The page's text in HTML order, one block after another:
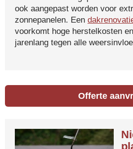
ook aangepast worden voor
zonnepanelen. Een
voorkomt hoge herstelkosten
jarenlang tegen alle
Offerte